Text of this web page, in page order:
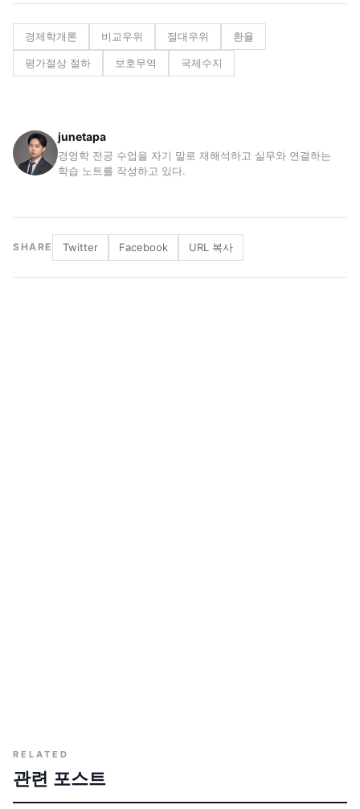
경제학개론 비교우위 절대우위 환율
평가절상 절하 보호무역 국제수지
junetapa
경영학 전공 수업을 자기 말로 재해석하고 실무와 연결하는
학습 노트를 작성하고 있다.
SHARE Twitter Facebook URL 복사
RELATED
관련 포스트